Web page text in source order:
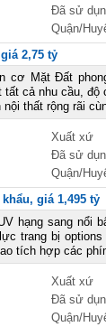
Đã sử
Quận/
2,75 tỷ
cơ Mặt Đất
cả nhu cầu,
thất rộng rãi
Xuất xứ
Đã sử
Quận/
giá 1,495 tỷ
hạng sang
trang bị
tích hợp các
Xuất xứ
Đã sử
Quận/